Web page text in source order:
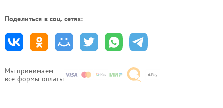
Мы принимаем
все формы оплаты
Поделиться в соц. сетях: